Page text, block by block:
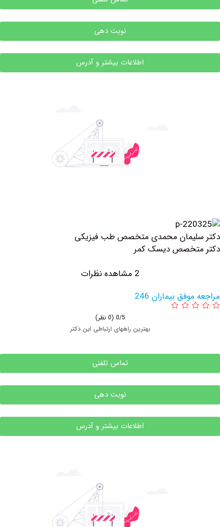
نوبت دهی
اطلاعات بیشتر و آدرس
محمدی متخصص طب فیزیکی
دیسک کمر
بیماران 246
بهترین راههای ارتباطی این دکتر
تماس تلفنی
نوبت دهی
اطلاعات بیشتر و آدرس